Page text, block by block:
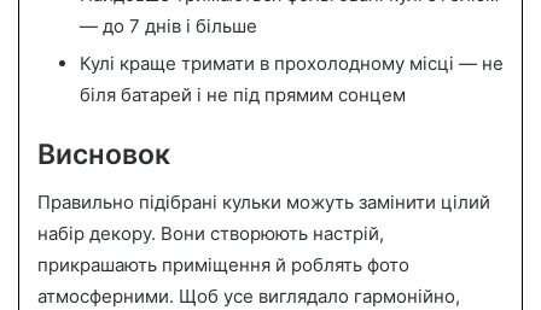
— до 7 днів і більше
Кулі краще тримати в прохолодному місці — не
біля батарей і не під прямим сонцем
Висновок
Правильно підібрані кульки можуть замінити цілий
набір декору. Вони створюють настрій,
прикрашають приміщення й роблять фото
атмосферними. Щоб усе виглядало гармонійно,